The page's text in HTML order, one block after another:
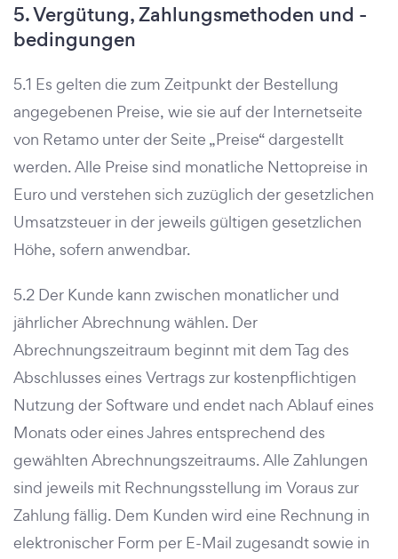
5. Vergütung, Zahlungsmethoden und -
bedingungen
5.1 Es gelten die zum Zeitpunkt der Bestellung
angegebenen Preise, wie sie auf der Internetseite
von Retamo unter der Seite „Preise“ dargestellt
werden. Alle Preise sind monatliche Nettopreise in
Euro und verstehen sich zuzüglich der gesetzlichen
Umsatzsteuer in der jeweils gültigen gesetzlichen
Höhe, sofern anwendbar.
5.2 Der Kunde kann zwischen monatlicher und
jährlicher Abrechnung wählen. Der
Abrechnungszeitraum beginnt mit dem Tag des
Abschlusses eines Vertrags zur kostenpflichtigen
Nutzung der Software und endet nach Ablauf eines
Monats oder eines Jahres entsprechend des
gewählten Abrechnungszeitraums. Alle Zahlungen
sind jeweils mit Rechnungsstellung im Voraus zur
Zahlung fällig. Dem Kunden wird eine Rechnung in
elektronischer Form per E-Mail zugesandt sowie in